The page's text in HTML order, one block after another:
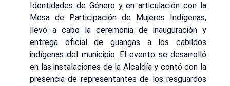
Identidades de Género y en articulación con la
Mesa de Participación de Mujeres Indígenas,
llevó a cabo la ceremonia de inauguración y
entrega oficial de guangas a los cabildos
indígenas del municipio. El evento se desarrolló
en las instalaciones de la Alcaldía y contó con la
presencia de representantes de los resguardos